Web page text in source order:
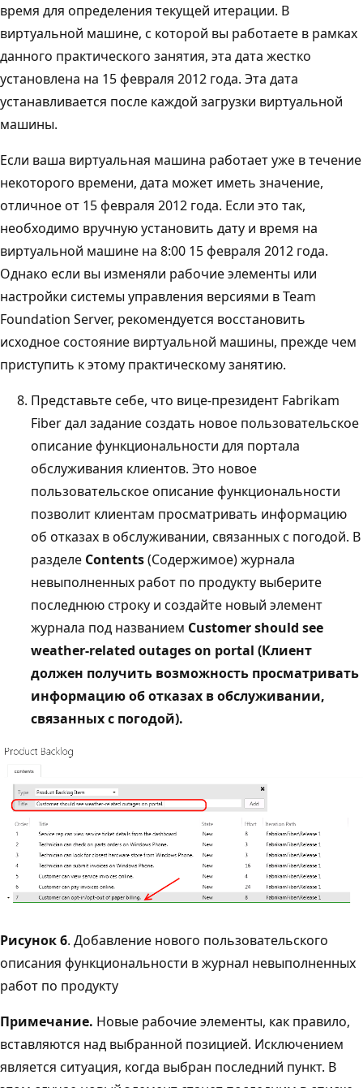
время для определения текущей итерации. В
виртуальной машине, с которой вы работаете в рамках
данного практического занятия, эта дата жестко
установлена на 15 февраля 2012 года. Эта дата
устанавливается после каждой загрузки виртуальной
машины.
Если ваша виртуальная машина работает уже в течение
некоторого времени, дата может иметь значение,
отличное от 15 февраля 2012 года. Если это так,
необходимо вручную установить дату и время на
виртуальной машине на 8:00 15 февраля 2012 года.
Однако если вы изменяли рабочие элементы или
настройки системы управления версиями в Team
Foundation Server, рекомендуется восстановить
исходное состояние виртуальной машины, прежде чем
приступить к этому практическому занятию.
Представьте себе, что вице-президент Fabrikam
Fiber дал задание создать новое пользовательское
описание функциональности для портала
обслуживания клиентов. Это новое
пользовательское описание функциональности
позволит клиентам просматривать информацию
об отказах в обслуживании, связанных с погодой. В
разделе Contents(Содержимое) журнала
невыполненных работ по продукту выберите
последнюю строку и создайте новый элемент
журнала под названием Customer should see
weather-related outages on portal (Клиент
должен получить возможность просматривать
информацию об отказах в обслуживании,
связанных с погодой).
Рисунок 6. Добавление нового пользовательского
описания функциональности в журнал невыполненных
работ по продукту
Примечание. Новые рабочие элементы, как правило,
вставляются над выбранной позицией. Исключением
является ситуация, когда выбран последний пункт. В